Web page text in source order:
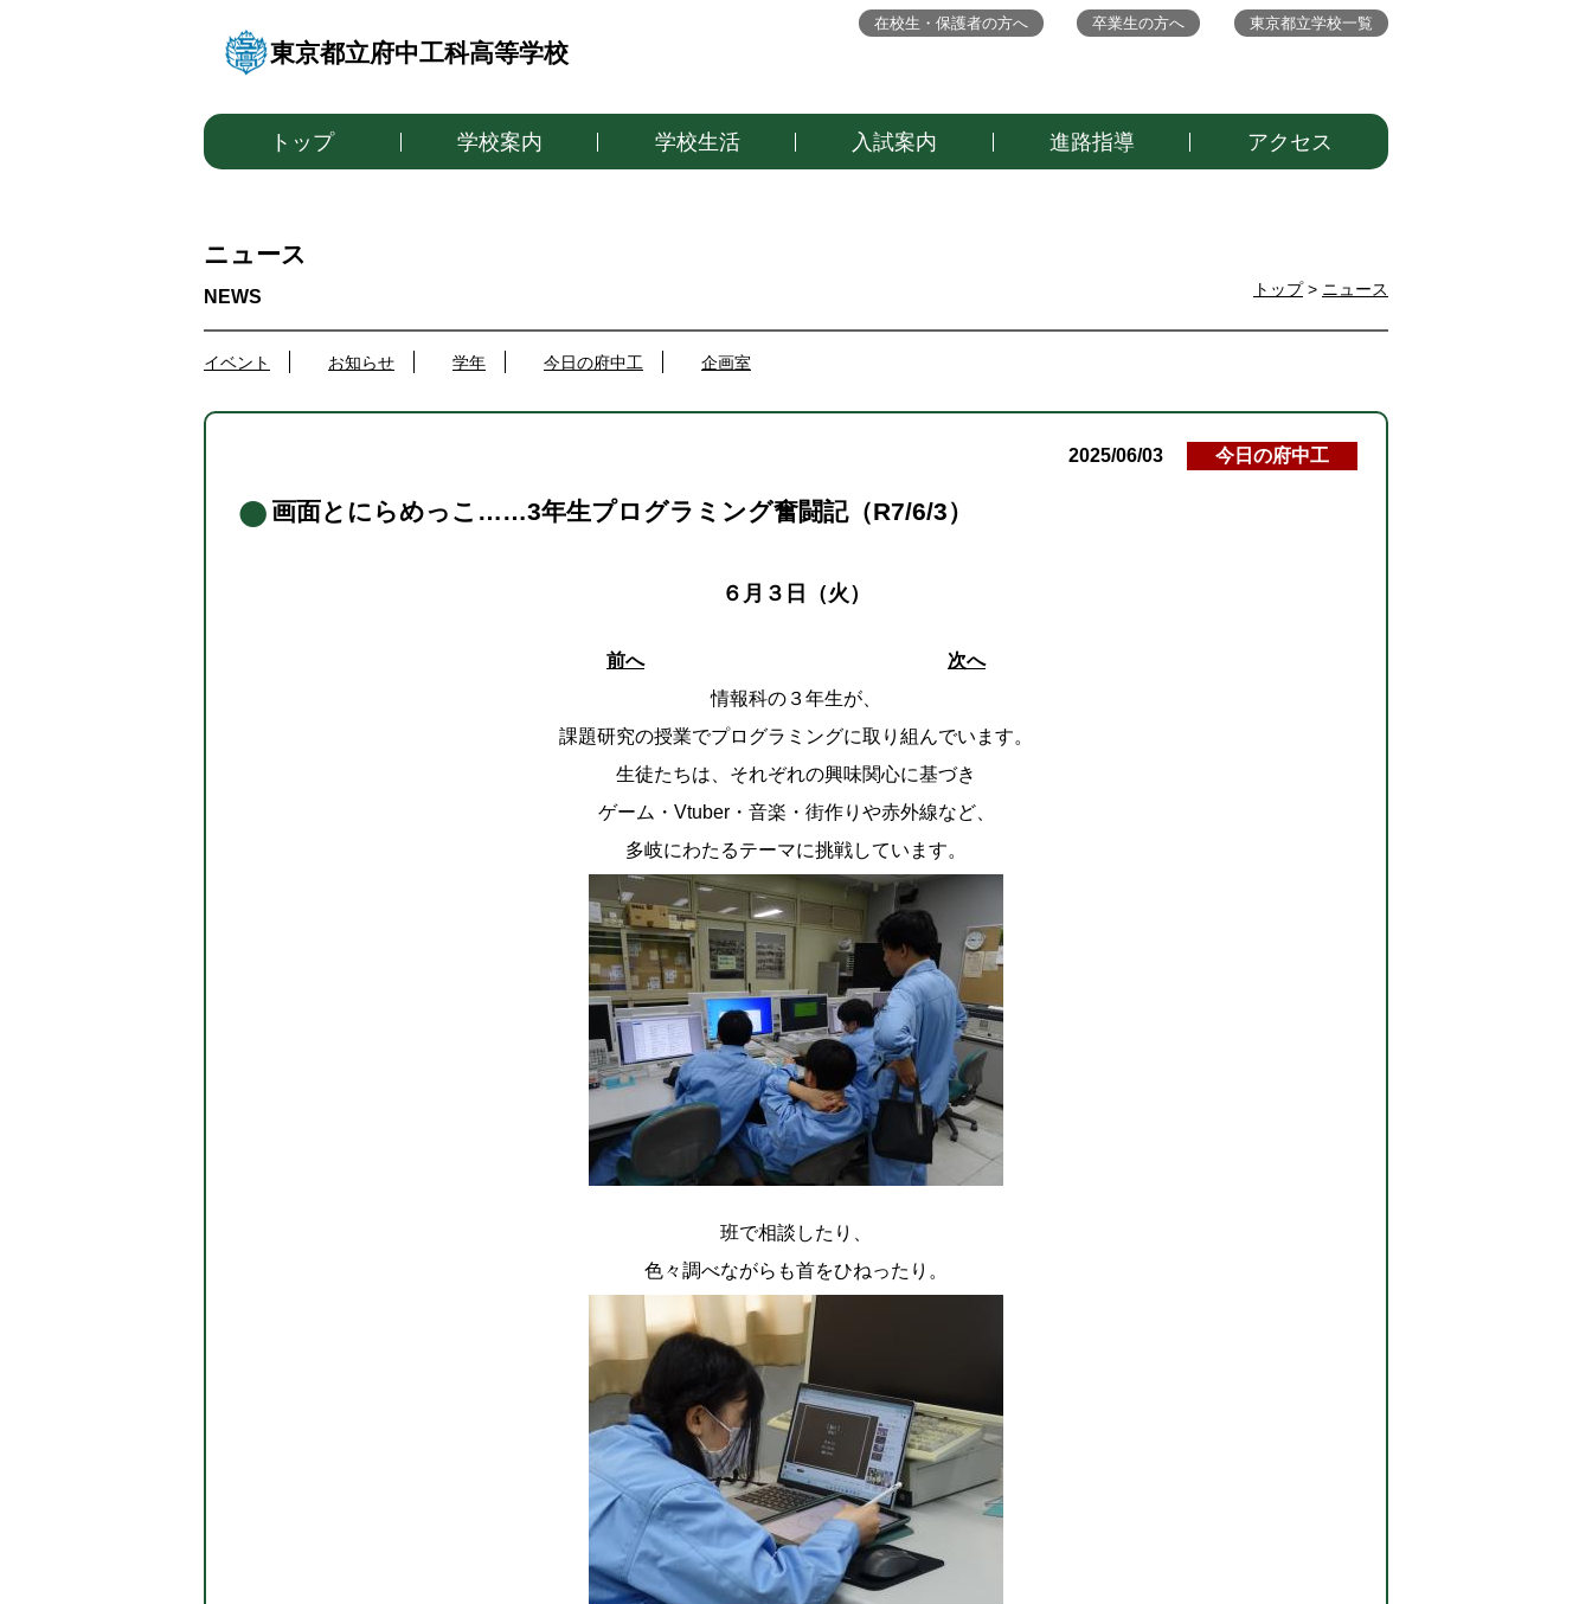
東京都立府中工科高等学校
トップ 学校案内 学校生活 入試案内 進路指導 アクセス
在校生・保護者の方へ 卒業生の方へ 東京都立学校一覧
トップ> ニュース
ニュース
イベント お知らせ 学年 今日の府中工 企画室
2025/06/03 今日の府中工
画面とにらめっこ……3年生プログラミング奮闘記（R7/6/3）
６月３日（火）
前へ
次へ
情報科の３年生が、
課題研究の授業でプログラミングに取り組んでいます。
生徒たちは、それぞれの興味関心に基づき
ゲーム・Vtuber・音楽・街作りや赤外線など、
多岐にわたるテーマに挑戦しています。
班で相談したり、
色々調べながらも首をひねったり。